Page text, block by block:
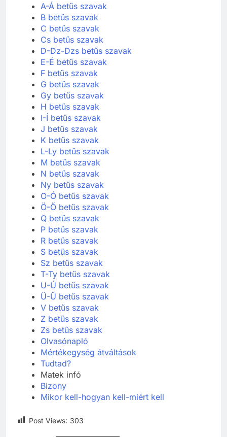
A-Á betűs szavak
B betűs szavak
C betűs szavak
Cs betűs szavak
D-Dz-Dzs betűs szavak
E-É betűs szavak
F betűs szavak
G betűs szavak
Gy betűs szavak
H betűs szavak
I-Í betűs szavak
J betűs szavak
K betűs szavak
L-Ly betűs szavak
M betűs szavak
N betűs szavak
Ny betűs szavak
O-Ó betűs szavak
Ö-Ő betűs szavak
Q betűs szavak
P betűs szavak
R betűs szavak
S betűs szavak
Sz betűs szavak
T-Ty betűs szavak
U-Ú betűs szavak
Ü-Ű betűs szavak
V betűs szavak
Z betűs szavak
Zs betűs szavak
Olvasónapló
Mértékegység átváltások
Tudtad?
Matek infó
Bizony
Mikor kell-hogyan kell-miért kell
Post Views: 303